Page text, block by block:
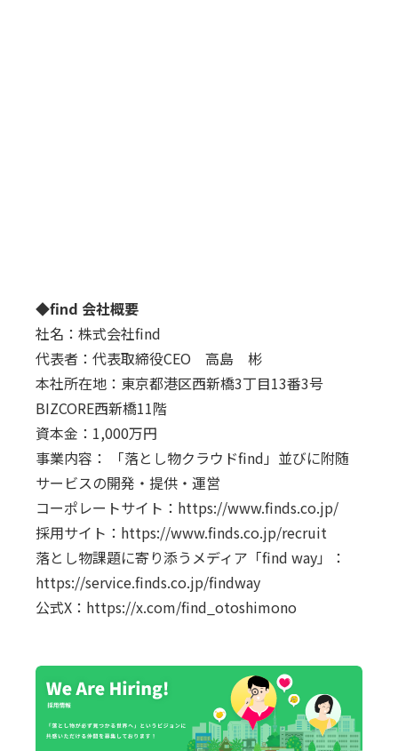
◆find 会社概要
社名：株式会社find
代表者：代表取締役CEO 高島 彬
本社所在地：東京都港区西新橋3丁目13番3号
BIZCORE西新橋11階
資本金：1,000万円
事業内容： 「落とし物クラウドfind」並びに附随
サービスの開発・提供・運営
コーポレートサイト： https://www.finds.co.jp/
採用サイト： https://www.finds.co.jp/recruit
落とし物課題に寄り添うメディア「find way」：
https://service.finds.co.jp/findway
公式X： https://x.com/find_otoshimono